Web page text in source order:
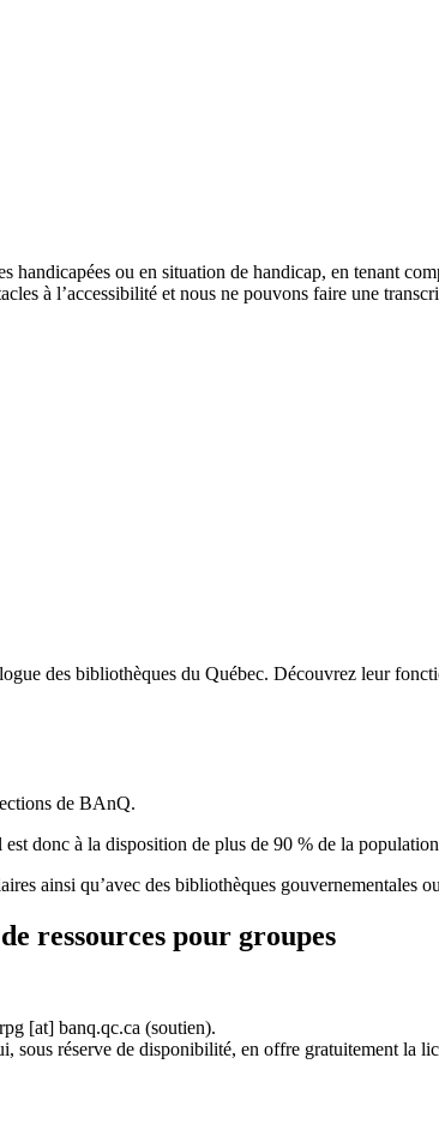
ou en situation de handicap, en tenant
à l’accessibilité et nous ne pouvons faire une
des bibliothèques du Québec. Découvrez leur
de BAnQ.
donc à la disposition de plus de 90 % de la
ainsi qu’avec des bibliothèques gouvernementales
ressources pour groupes
[at] banq.qc.ca (soutien).
sous réserve de disponibilité, en offre gratuitement la